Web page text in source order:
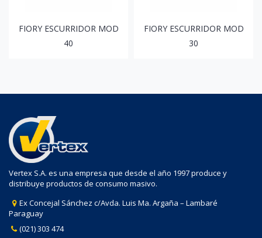
FIORY ESCURRIDOR MOD
40
FIORY ESCURRIDOR MOD
30
Vertex S.A. es una empresa que desde el año 1997 produce y
distribuye productos de consumo masivo.
Ex Concejal Sánchez c/Avda. Luis Ma. Argaña – Lambaré
Paraguay
(021) 303 474